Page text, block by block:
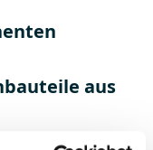
aus